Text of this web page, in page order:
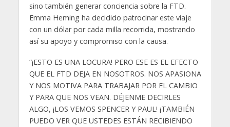
sino también generar conciencia sobre la FTD.
Emma Heming ha decidido patrocinar este viaje
con un dólar por cada milla recorrida, mostrando
así su apoyo y compromiso con la causa.
“¡ESTO ES UNA LOCURA! PERO ESE ES EL EFECTO
QUE EL FTD DEJA EN NOSOTROS. NOS APASIONA
Y NOS MOTIVA PARA TRABAJAR POR EL CAMBIO
Y PARA QUE NOS VEAN. DÉJENME DECIRLES
ALGO, ¡LOS VEMOS SPENCER Y PAUL! ¡TAMBIÉN
PUEDO VER QUE USTEDES ESTÁN RECIBIENDO